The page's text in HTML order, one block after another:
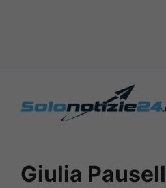
Giulia